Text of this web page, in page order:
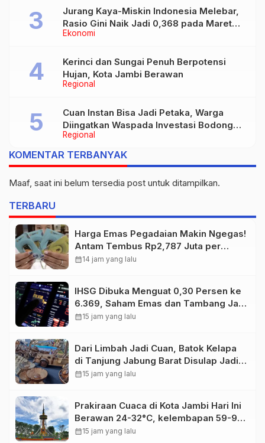
Ekonomi
Jurang Kaya-Miskin Indonesia Melebar,
Rasio Gini Naik Jadi 0,368 pada Maret
2026
Regional
Kerinci dan Sungai Penuh Berpotensi
Hujan, Kota Jambi Berawan
Regional
Cuan Instan Bisa Jadi Petaka, Warga
Diingatkan Waspada Investasi Bodong
dan Judi Online
KOMENTAR TERBANYAK
Maaf, saat ini belum tersedia post untuk ditampilkan.
TERBARU
Harga Emas Pegadaian Makin Ngegas!
Antam Tembus Rp2,787 Juta per
Gram
calendar_month14 jam yang lalu
IHSG Dibuka Menguat 0,30 Persen ke
6.369, Saham Emas dan Tambang Jadi
Penggerak
calendar_month15 jam yang lalu
Dari Limbah Jadi Cuan, Batok Kelapa
di Tanjung Jabung Barat Disulap Jadi
Kerajinan Bernilai Tinggi
calendar_month15 jam yang lalu
Prakiraan Cuaca di Kota Jambi Hari Ini
Berawan 24-32°C, kelembapan 59-97
persen.
calendar_month15 jam yang lalu